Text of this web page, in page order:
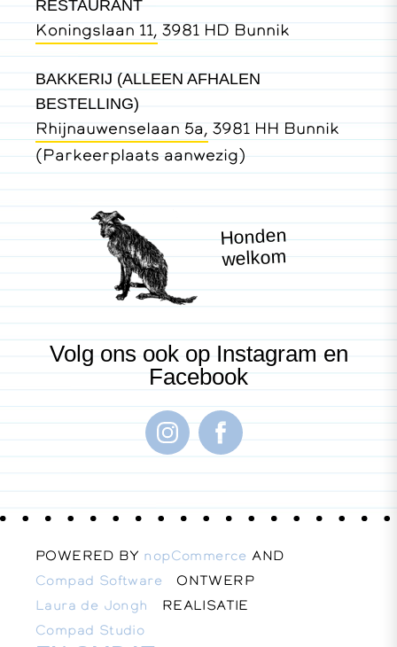
RESTAURANT
Koningslaan 11, 3981 HD Bunnik
BAKKERIJ (ALLEEN AFHALEN
BESTELLING)
Rhijnauwenselaan 5a, 3981 HH Bunnik
(Parkeerplaats aanwezig)
Honden
welkom
Volg ons ook op Instagram en
Facebook
POWERED BY nopCommerce AND
Compad SoftwareONTWERP
Laura de Jongh REALISATIE
Compad Studio